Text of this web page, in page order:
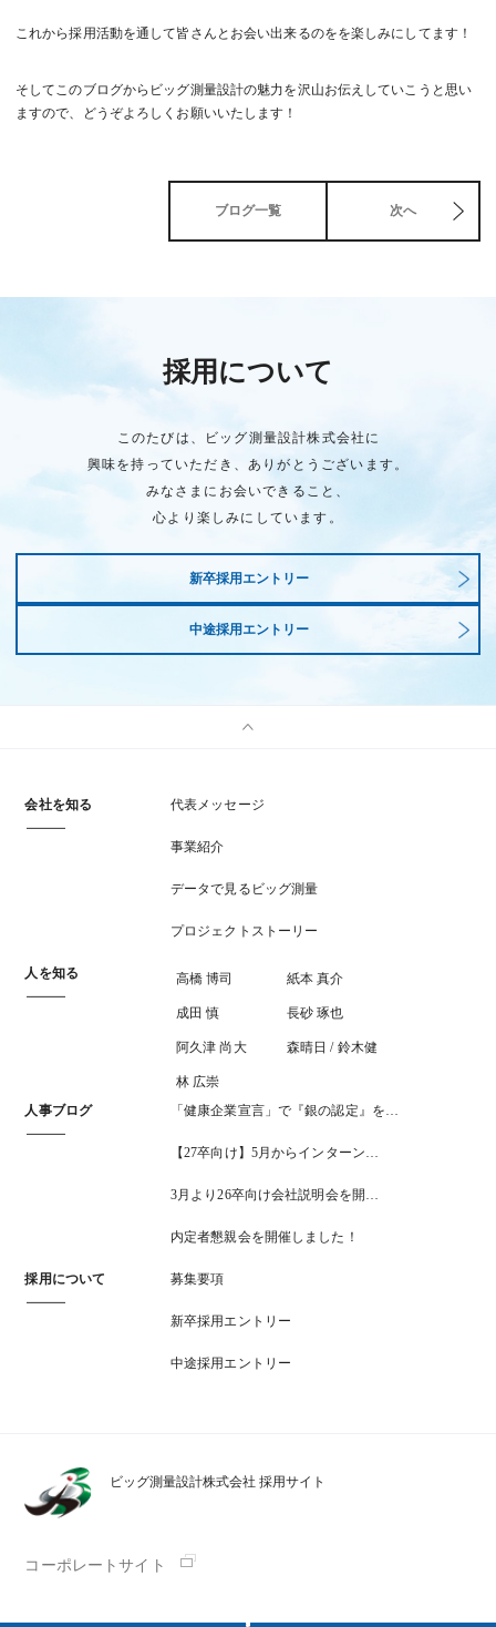
これから採用活動を通して皆さんとお会い出来るのをを楽しみにしてます！
そしてこのブログからビッグ測量設計の魅力を沢山お伝えしていこうと思い
ますので、どうぞよろしくお願いいたします！
ブログ一覧 次へ
採用について
このたびは、ビッグ測量設計株式会社に
興味を持っていただき、ありがとうございます。
みなさまにお会いできること、
心より楽しみにしています。
新卒採用エントリー
中途採用エントリー
会社を知る 代表メッセージ
事業紹介
データで見るビッグ測量
プロジェクトストーリー
人を知る 高橋 博司 紙本 真介
成田 慎 長砂 琢也
阿久津 尚大 森晴日 / 鈴木健
林 広崇
人事ブログ
「健康企業宣言」で『銀の認定』を…
【27卒向け】5月からインターン…
3月より26卒向け会社説明会を開…
内定者懇親会を開催しました！
採用について 募集要項
新卒採用エントリー
中途採用エントリー
ビッグ測量設計株式会社 採用サイト
コーポレートサイト